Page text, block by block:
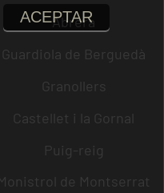
Abrera
Guardiola de Berguedà
Granollers
Castellet i la Gornal
Puig-reig
de Montserrat
ACEPTAR